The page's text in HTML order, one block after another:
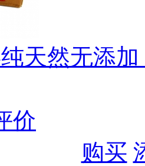
天然无添
价
购买